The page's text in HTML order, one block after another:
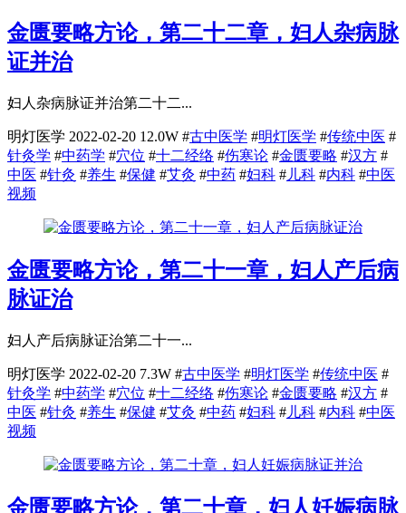
金匮要略方论，第二十二章，妇人杂病脉
证并治
妇人杂病脉证并治第二十二...
明灯医学 2022-02-20 12.0W #古中医学 #明灯医学 #传统中医 #
针灸学 #中药学 #穴位 #十二经络 #伤寒论 #金匮要略 #汉方 #
中医 #针灸 #养生 #保健 #艾灸 #中药 #妇科 # 儿科 #内科 #中医
视频
金匮要略方论，第二十一章，妇人产后病
脉证治
妇人产后病脉证治第二十一...
明灯医学 2022-02-20 7.3W #古中医学 #明灯医学 #传统中医 #
针灸学 #中药学 #穴位 #十二经络 #伤寒论 #金匮要略 #汉方 #
中医 #针灸 #养生 #保健 #艾灸 #中药 #妇科 # 儿科 #内科 #中医
视频
金匮要略方论，第二十章，妇人妊娠病脉